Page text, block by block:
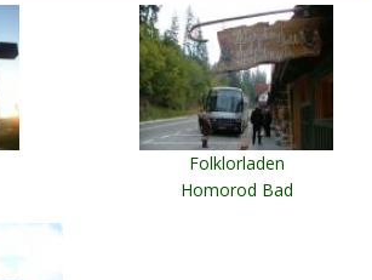
Folklorladen
Homorod Bad